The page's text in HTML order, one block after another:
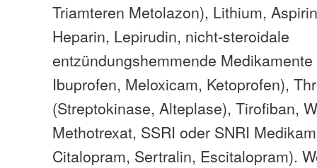
Triamteren Metolazon), Lithium,
Heparin, Lepirudin, nicht-steroidale
entzündungshemmende
Ibuprofen, Meloxicam, Ketoprofen),
(Streptokinase, Alteplase), Tirofiban,
Methotrexat, SSRI oder SNRI
Citalopram, Sertralin, Escitalopram).